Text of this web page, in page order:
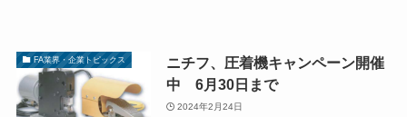
FA業界・企業トピックス
ニチフ、圧着機キャンペーン開催
中 6月30日まで
2024年2月24日